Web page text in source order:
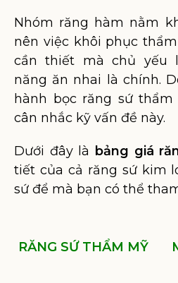
Nhóm răng hàm nằm
nên việc khôi phục
cần thiết mà chủ yếu
năng ăn nhai là chính.
hành bọc răng sứ
cân nhắc kỹ vấn đề này.
Dưới đây là bảng giá
tiết của cả răng sứ kim
sứ để mà bạn có thể
RĂNG SỨ THẨM MỸ